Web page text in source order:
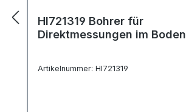
HI721319 Bohrer für
Direktmessungen im Boden
Artikelnummer: HI721319